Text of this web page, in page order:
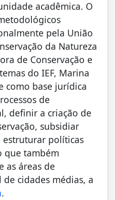
acadêmica. O
pela União
da Natureza
de Conservação e
do IEF, Marina
como base jurídica
de
definir a criação de
subsidiar
estruturar políticas
que também
as áreas de
cidades médias, a
.